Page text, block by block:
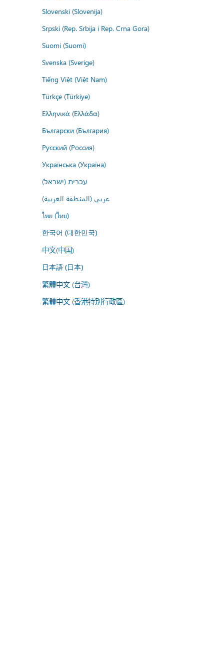
Slovenski (Slovenija)
Srpski (Rep. Srbija i Rep. Crna Gora)
Suomi (Suomi)
Svenska (Sverige)
Tiếng Việt (Việt Nam)
Türkçe (Türkiye)
Ελληνικά (Ελλάδα)
Български (България)
Русский (Россия)
Українська (Україна)
עברית (ישראל)
عربي (المنطقة العربية)
ไทย (ไทย)
한국어 (대한민국)
中文(中国)
日本語 (日本)
繁體中文 (台灣)
繁體中文 (香港特別行政區)